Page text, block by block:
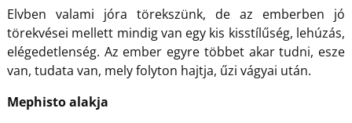
Elvben valami jóra törekszünk, de az emberben jó
törekvései mellett mindig van egy kis kisstílűség, lehúzás,
elégedetlenség. Az ember egyre többet akar tudni, esze
van, tudata van, mely folyton hajtja, űzi vágyai után.
Mephisto alakja